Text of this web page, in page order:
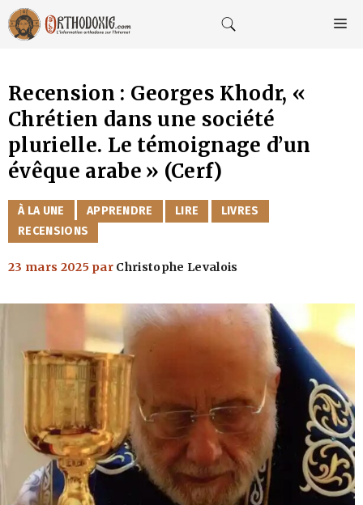
Aller
au
contenu
Recension : Georges Khodr, «
Chrétien dans une société
plurielle. Le témoignage d’un
évêque arabe » (Cerf)
CATÉGORIES
À LA UNE APPRENDRE LIRE
LIVRES
RECENSIONS
23 mars 2025 par Christophe Levalois